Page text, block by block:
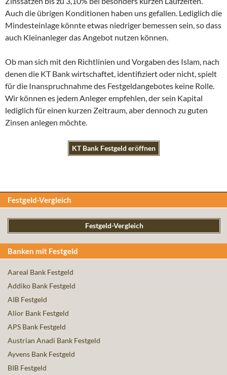
Auch die übrigen Konditionen haben uns gefallen. Lediglich die
Mindesteinlage könnte etwas niedriger bemessen sein, so dass
auch Kleinanleger das Angebot nutzen können.
Ob man sich mit den Richtlinien und Vorgaben des Islam, nach
denen die KT Bank wirtschaftet, identifiziert oder nicht, spielt
für die Inanspruchnahme des Festgeldangebotes keine Rolle.
Wir können es jedem Anleger empfehlen, der sein Kapital
lediglich für einen kurzen Zeitraum, aber dennoch zu guten
Zinsen anlegen möchte.
KT Bank Festgeld eröffnen
Festgeld-Vergleich
Festgeld-Vergleich
Banken mit Festgeld
Aareal Bank Festgeld
Addiko Bank Festgeld
AIB Festgeld
Alior Bank Festgeld
APS Bank Festgeld
Austrian Anadi Bank Festgeld
Ayvens Bank Festgeld
BIB Festgeld